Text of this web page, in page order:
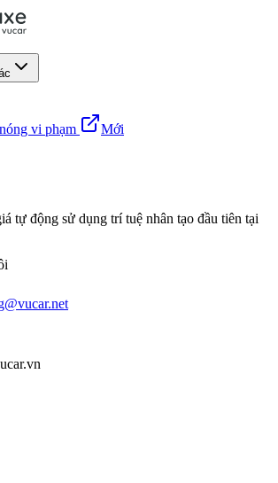
vi phạm
Mới
tự động sử dụng trí tuệ nhân tạo đầu tiên tại